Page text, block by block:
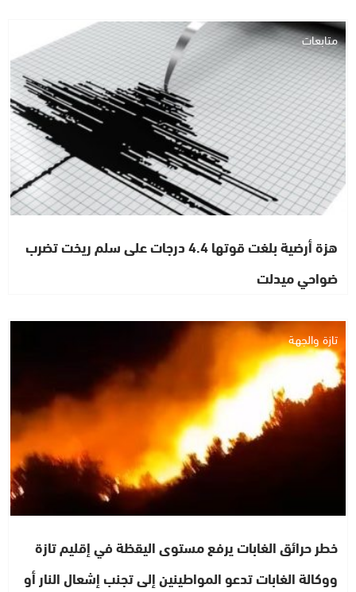
متابعات
هزة أرضية بلغت قوتها 4.4 درجات على سلم ريخت تضرب
ضواحي ميدلت
تازة والجهة
خطر حرائق الغابات يرفع مستوى اليقظة في إقليم تازة
ووكالة الغابات تدعو المواطينين إلى تجنب إشعال النار أو